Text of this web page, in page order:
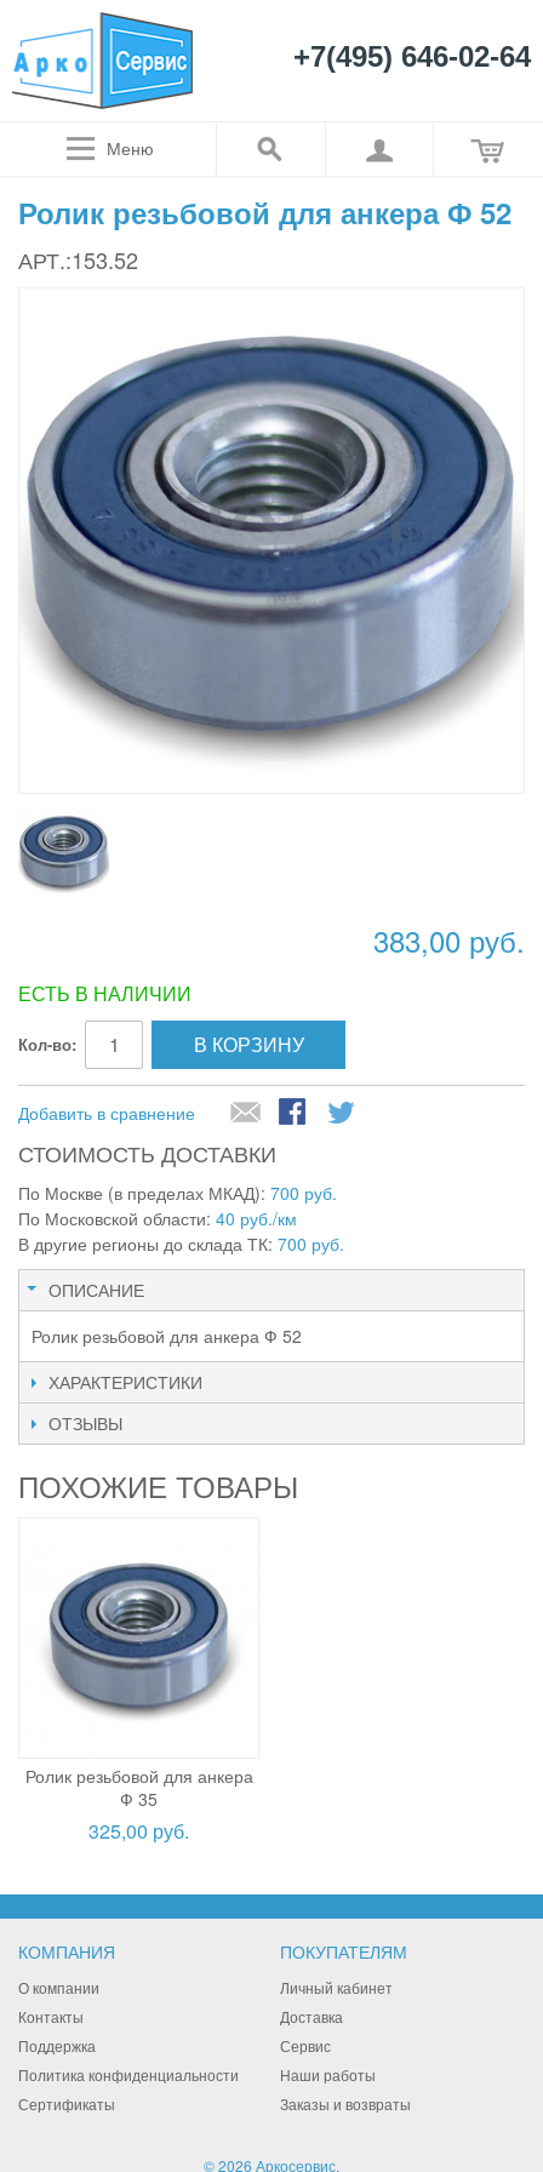
+7(495) 646-02-64
Меню
Ролик резьбовой для анкера Ф 52
АРТ.:153.52
383,00 руб.
ЕСТЬ В НАЛИЧИИ
Кол-во: В КОРЗИНУ
Добавить в сравнение
СТОИМОСТЬ ДОСТАВКИ
По Москве (в пределах МКАД): 700 руб.
По Московской области: 40 руб./км
В другие регионы до склада ТК: 700 руб.
ОПИСАНИЕ
Ролик резьбовой для анкера Ф 52
ХАРАКТЕРИСТИКИ
ОТЗЫВЫ
ПОХОЖИЕ ТОВАРЫ
Ролик резьбовой для анкера
Ф 35
325,00 руб.
КОМПАНИЯ
О компании
Контакты
Поддержка
Политика конфиденциальности
Сертификаты
ПОКУПАТЕЛЯМ
Личный кабинет
Доставка
Сервис
Наши работы
Заказы и возвраты
© 2026 Аркосервис.